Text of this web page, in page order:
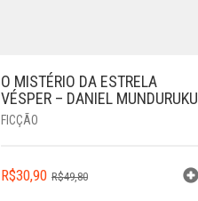
O MISTÉRIO DA ESTRELA
VÉSPER – DANIEL MUNDURUKU
FICÇÃO
R$49,80O
R$30,90
O